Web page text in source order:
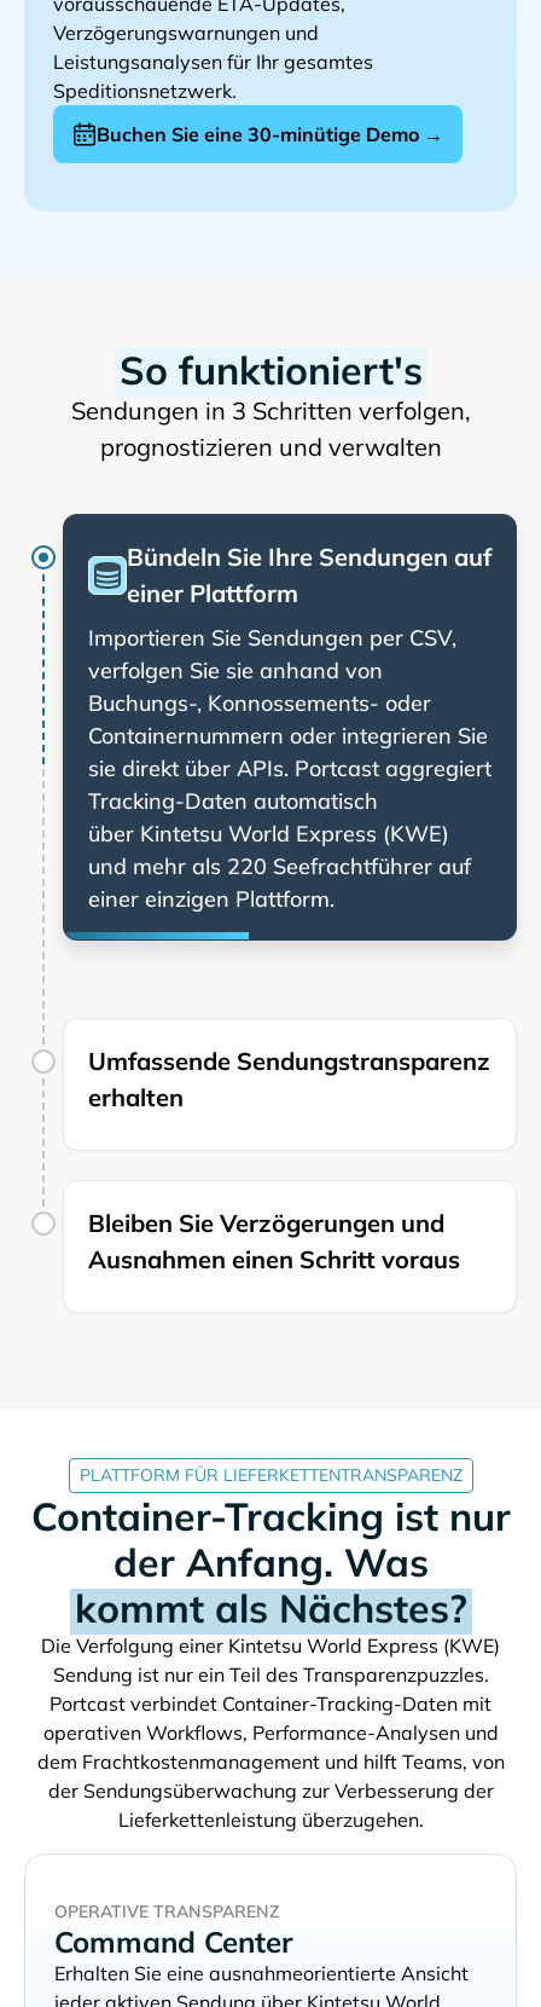
Verzögerungswarnungen und
Leistungsanalysen für Ihr gesamtes
Speditionsnetzwerk.
Buchen Sie eine 30-minütige Demo →
So funktioniert's
Sendungen in 3 Schritten verfolgen,
prognostizieren und verwalten
Bündeln Sie Ihre Sendungen auf
einer Plattform
Importieren Sie Sendungen per CSV,
verfolgen Sie sie anhand von
Buchungs-, Konnossements- oder
Containernummern oder integrieren Sie
sie direkt über APIs. Portcast aggregiert
Tracking-Daten automatisch
über
und mehr als 220 Seefrachtführer auf
einer einzigen Plattform.
Umfassende Sendungstransparenz
erhalten
Bleiben Sie Verzögerungen und
Ausnahmen einen Schritt voraus
PLATTFORM FÜR LIEFERKETTENTRANSPARENZ
Container-Tracking ist nur
der Anfang. Was
kommt als Nächstes?
Die Verfolgung einer
Sendung ist nur ein Teil des Transparenzpuzzles.
Portcast verbindet Container-Tracking-Daten mit
operativen Workflows, Performance-Analysen und
dem Frachtkostenmanagement und hilft Teams, von
der Sendungsüberwachung zur Verbesserung der
Lieferkettenleistung überzugehen.
OPERATIVE TRANSPARENZ
Command Center
Erhalten Sie eine ausnahmeorientierte Ansicht
jeder aktiven Sendung über